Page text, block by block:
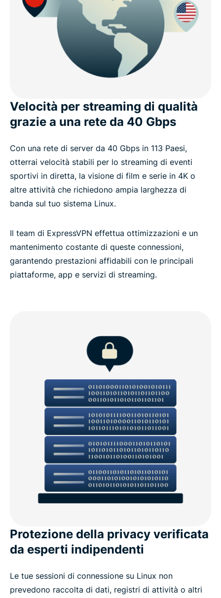
Velocità per streaming di qualità
grazie a una rete da 40 Gbps
Con una rete di server da 40 Gbps in 113 Paesi,
otterrai velocità stabili per lo streaming di eventi
sportivi in diretta, la visione di film e serie in 4K o
altre attività che richiedono ampia larghezza di
banda sul tuo sistema Linux.
Il team di ExpressVPN effettua ottimizzazioni e un
mantenimento costante di queste connessioni,
garantendo prestazioni affidabili con le principali
piattaforme, app e servizi di streaming.
Protezione della privacy verificata
da esperti indipendenti
Le tue sessioni di connessione su Linux non
prevedono raccolta di dati, registri di attività o altri